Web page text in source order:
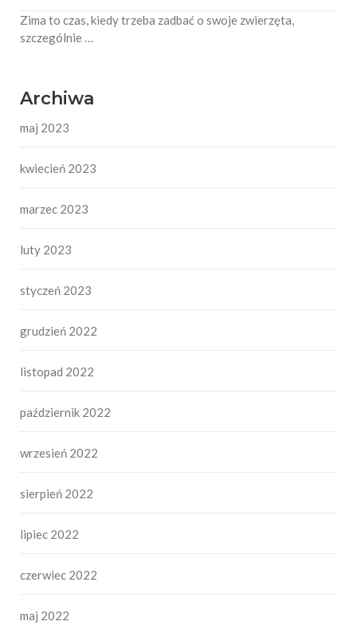
Zima to czas, kiedy trzeba zadbać o swoje zwierzęta,
szczególnie …
Archiwa
maj 2023
kwiecień 2023
marzec 2023
luty 2023
styczeń 2023
grudzień 2022
listopad 2022
październik 2022
wrzesień 2022
sierpień 2022
lipiec 2022
czerwiec 2022
maj 2022